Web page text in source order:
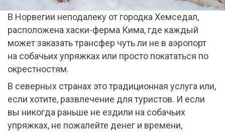
В Норвегии неподалеку от городка Хемседал,
расположена хаски-ферма Кима, где каждый
может заказать трансфер чуть ли не в аэропорт
на собачьих упряжках или просто покататься по
окрестностям.
В северных странах это традиционная услуга или,
если хотите, развлечение для туристов. И если
вы никогда раньше не ездили на собачьих
упряжках, не пожалейте денег и времени,